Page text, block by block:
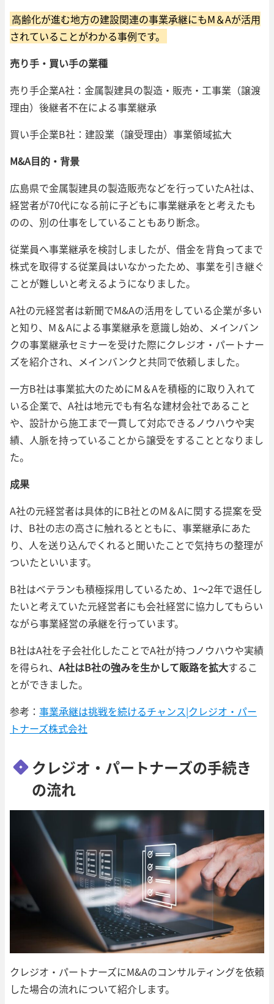
高齢化が進む地方の建設関連の事業承継にもM＆Aが活用
されていることがわかる事例です。
売り手・買い手の業種
売り手企業A社：金属製建具の製造・販売・工事業（譲渡
理由）後継者不在による事業継承
買い手企業B社：建設業（譲受理由）事業領域拡大
M&A目的・背景
広島県で金属製建具の製造販売などを行っていたA社は、
経営者が70代になる前に子どもに事業継承をと考えたも
のの、別の仕事をしていることもあり断念。
従業員へ事業継承を検討しましたが、借金を背負ってまで
株式を取得する従業員はいなかったため、事業を引き継ぐ
ことが難しいと考えるようになりました。
A社の元経営者は新聞でM&Aの活用をしている企業が多い
と知り、M＆Aによる事業継承を意識し始め、メインバン
クの事業継承セミナーを受けた際にクレジオ・パートナー
ズを紹介され、メインバンクと共同で依頼しました。
一方B社は事業拡大のためにM＆Aを積極的に取り入れて
いる企業で、A社は地元でも有名な建材会社であること
や、設計から施工まで一貫して対応できるノウハウや実
績、人脈を持っていることから譲受をすることとなりまし
た。
成果
A社の元経営者は具体的にB社とのM＆Aに関する提案を受
け、B社の志の高さに触れるとともに、事業継承にあた
り、人を送り込んでくれると聞いたことで気持ちの整理が
ついたといいます。
B社はベテランも積極採用しているため、1～2年で退任し
たいと考えていた元経営者にも会社経営に協力してもらい
ながら事業経営の承継を行っています。
B社はA社を子会社化したことでA社が持つノウハウや実績
を得られ、 A社はB社の強みを生かして販路を拡大するこ
とができました。
参考： 事業承継は挑戦を続けるチャンス|クレジオ・パー
トナーズ株式会社
クレジオ・パートナーズの手続き
の流れ
クレジオ・パートナーズにM&Aのコンサルティングを依頼
した場合の流れについて紹介します。